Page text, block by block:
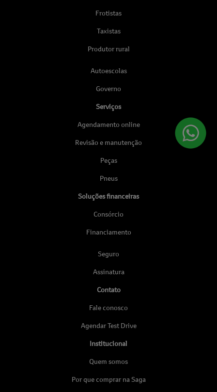
Frotistas
Taxistas
Produtor rural
Autoescolas
Governo
Serviços
Agendamento online
Revisão e manutenção
Peças
Pneus
Soluções financeiras
Consórcio
Financiamento
Seguro
Assinatura
Contato
Fale conosco
Agendar Test Drive
Institucional
Quem somos
Por que comprar na Saga